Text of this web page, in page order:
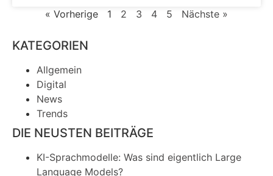
« Vorherige 1 2 3 4 5 Nächste »
KATEGORIEN
Allgemein
Digital
News
Trends
DIE NEUSTEN BEITRÄGE
KI-Sprachmodelle: Was sind eigentlich Large
Language Models?